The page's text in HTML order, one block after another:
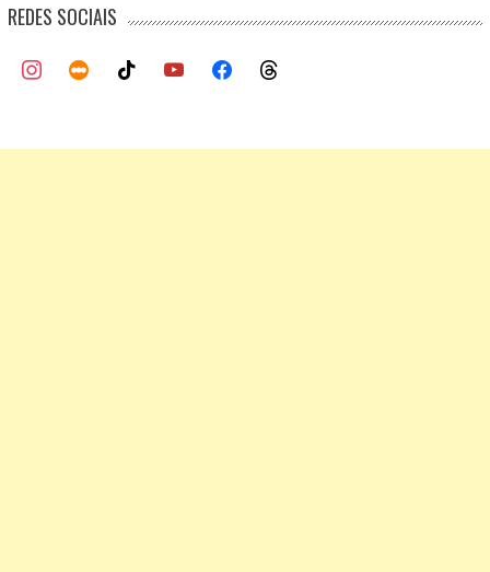
REDES SOCIAIS